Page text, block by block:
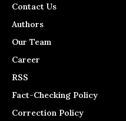
Contact Us
Authors
Our Team
Career
RSS
Fact-Checking Policy
Correction Policy